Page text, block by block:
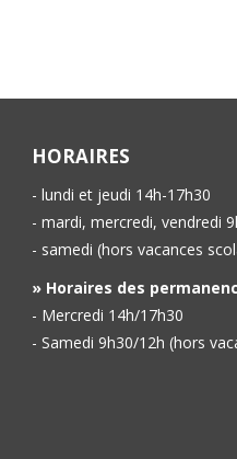
HORAIRES
- lundi et jeudi 14h-17h30
- mardi, mercredi, vendredi
- samedi (hors vacances
» Horaires des
- Mercredi 14h/17h30
- Samedi 9h30/12h (hors